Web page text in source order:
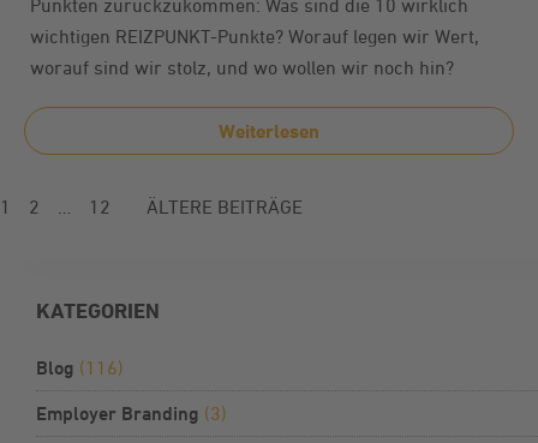
wichtigen REIZPUNKT-Punkte? Worauf legen wir Wert,
worauf sind wir stolz, und wo wollen wir noch hin?
Weiterlesen
1 2 12 ÄLTERE BEITRÄGE
KATEGORIEN
Blog (116)
Employer Branding (3)